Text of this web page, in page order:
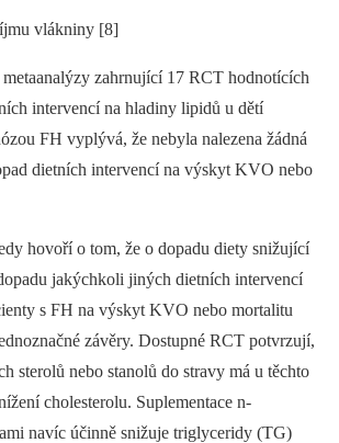
vlákniny [8]
zahrnující 17 RCT hodnotících
intervencí na hladiny lipidů u dětí
FH vyplývá, že nebyla nalezena žádná
dietních intervencí na výskyt KVO nebo
hovoří o tom, že o dopadu diety snižující
jakýchkoli jiných dietních intervencí
s FH na výskyt KVO nebo mortalitu
závěry. Dostupné RCT potvrzují,
sterolů nebo stanolů do stravy má u těchto
cholesterolu. Suplementace n-
navíc účinně snižuje triglyceridy (TG)